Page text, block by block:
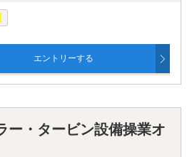
ー・タービン設備操業オ